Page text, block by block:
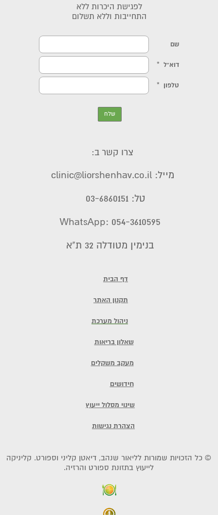
© כל הזכויות שמורות לליאור שנהב, דיאטן קליני וספורט. קליניקה
לייעוץ בתזונת ספורט והרזיה.
דף הבית
תקנון האתר
ניהול מערכת
שאלון בריאות
מעקב משקלים
חידושים
שינוי מסלול ייעוץ
הצהרת נגישות
לפגישת היכרות ללא
התחייבות וללא תשלום
בנימין מטודלה 32 ת"א
צרו קשר ב:
מייל: clinic@liorshenhav.co.il
טל: 03-6860151
WhatsApp: 054-3610595